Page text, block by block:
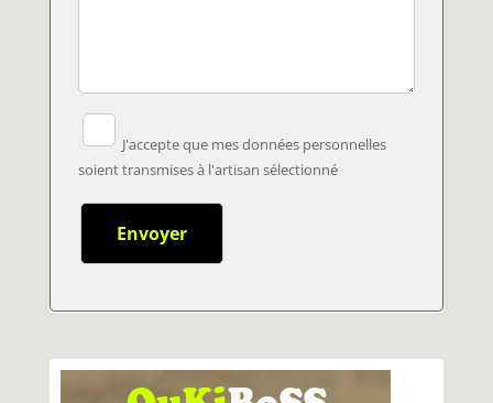
J'accepte que mes données personnelles
soient transmises à l'artisan sélectionné